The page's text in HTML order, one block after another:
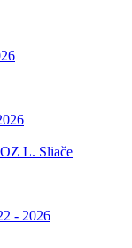
L. Sliače
- 2026